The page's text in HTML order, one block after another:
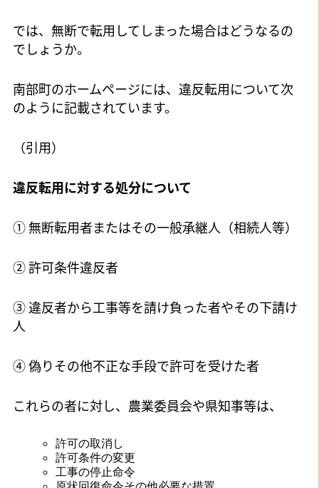
では、無断で転用してしまった場合はどうなるの
でしょうか。
南部町のホームページには、違反転用について次
のように記載されています。
（引用）
違反転用に対する処分について
① 無断転用者またはその一般承継人（相続人等）
② 許可条件違反者
③ 違反者から工事等を請け負った者やその下請け
人
④ 偽りその他不正な手段で許可を受けた者
これらの者に対し、農業委員会や県知事等は、
許可の取消し
許可条件の変更
工事の停止命令